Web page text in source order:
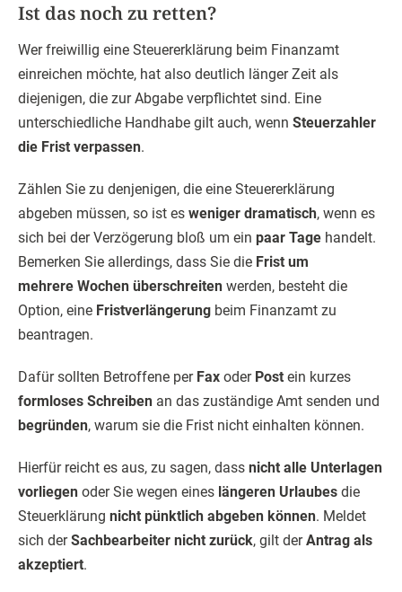
Ist das noch zu retten?
Wer freiwillig eine Steuererklärung beim Finanzamt
einreichen möchte, hat also deutlich länger Zeit als
diejenigen, die zur Abgabe verpflichtet sind. Eine
unterschiedliche Handhabe gilt auch, wenn Steuerzahler
die Frist verpassen.
Zählen Sie zu denjenigen, die eine Steuererklärung
abgeben müssen, so ist es weniger dramatisch, wenn es
sich bei der Verzögerung bloß um ein paar Tage handelt.
Bemerken Sie allerdings, dass Sie die Frist um
mehrere Wochen überschreiten werden, besteht die
Option, eine Fristverlängerung beim Finanzamt zu
beantragen.
Dafür sollten Betroffene per Fax oder Post ein kurzes
formloses Schreiben an das zuständige Amt senden und
begründen, warum sie die Frist nicht einhalten können.
Hierfür reicht es aus, zu sagen, dass nicht alle Unterlagen
vorliegen oder Sie wegen eines längeren Urlaubes die
Steuerklärung nicht pünktlich abgeben können. Meldet
sich derSachbearbeiter nicht zurück, gilt derAntrag als
akzeptiert.